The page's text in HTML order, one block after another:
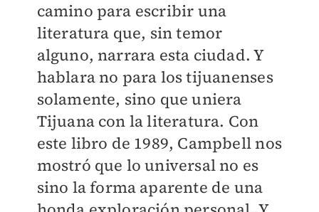
camino para escribir una
literatura que, sin temor
alguno, narrara esta ciudad. Y
hablara no para los tijuanenses
solamente, sino que uniera
Tijuana con la literatura. Con
este libro de 1989, Campbell nos
mostró que lo universal no es
sino la forma aparente de una